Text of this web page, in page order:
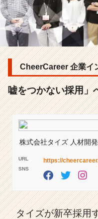
い
採
用」
の
だ
わ
り
ン
チ
ャ
成
長
ら
CheerCareer 企業イ
嘘をつかない採用」
株式会社タイズ 人材開
URL https://
SNS
タイズが新卒採用